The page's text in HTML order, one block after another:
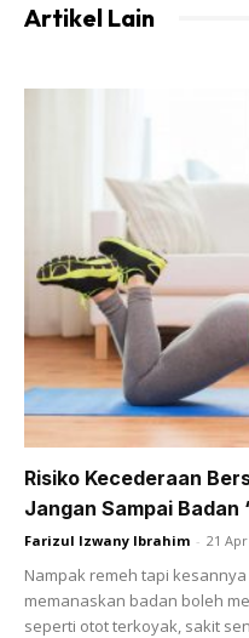
bawah) dan spray pada
Kemudian, tinggalkan
baik semalaman.
– Esok pagi bangun,
berkilat. Jika masih lagi
dengan air shower atau
boleh lap dengan kain.
– Cara ini sangat sesuai
suka MENYENTAL. Boleh
membersihkan tub
Contoh untuk mangkuk
tandas dan tinggalkan
berbaki noda, bolehlah
tandas.
Artikel Lain
Risiko Kecederaan
Jangan Sampai Badan
Farizul Izwany Ibrahim - 21
Nampak remeh tapi
memanaskan badan boleh
seperti otot terkoyak, sakit